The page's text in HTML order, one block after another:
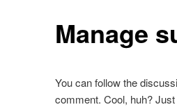
Manage
You can follow the
comment. Cool, huh?